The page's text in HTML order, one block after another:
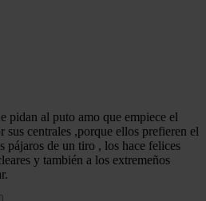
pidan al puto amo que empiece el
sus centrales ,porque ellos prefieren el
pájaros de un tiro , los hace felices
y también a los extremeños